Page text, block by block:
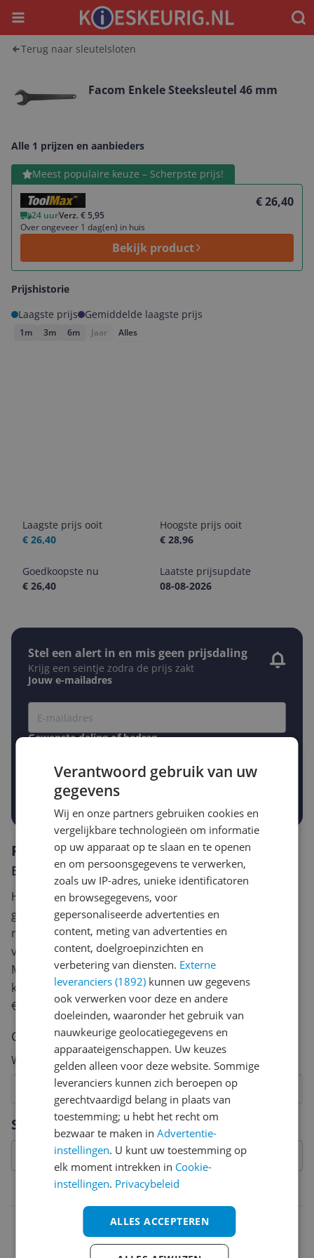
Menu
Terug naar sleutelsloten
Facom Enkele Steeksleutel 46 mm
Alle 1 prijzen en aanbieders
Meest populaire keuze – Scherpste prijs!
€ 26,40
24 uurVerz. € 5,95
Over ongeveer 1 dag(en) in huis
Bekijk product
Bekijk product
Prijshistorie
Laagste prijs
Gemiddelde laagste prijs
1m 3m 6m Jaar Alles
Laagste prijs ooit
€ 26,40
Hoogste prijs ooit
€ 28,96
Goedkoopste nu
€ 26,40
Laatste prijsupdate
08-08-2026
Stel een alert in en mis geen prijsdaling
Krijg een seintje zodra de prijs zakt
Jouw e-mailadres
Gewenste daling of bedrag
-5% -10% -15%
€
Prijsalert aanzetten
Specificaties
Belangrijkste kenmerken
3148511052006
Reviews
Er zijn nog geen reviews geschreven
Heb jij dit product in bezit en wil je graag je mening
geven? Start dan hieronder met het schrijven van je
review. Afhankelijk van de details duurt het schrijven
van een review gemiddeld tussen de 3 en 10 minuten.
Met jouw mening help je andere bezoekers een betere
keuze te maken én maak je iedere maand kans op
€250,-!
Klik hier voor de actievoorwaarden.
Cijfer
Welk cijfer geef jij dit product?
8
7
6
5
4
3
2
Vraag 1 van 4
Verantwoord gebruik van uw
gegevens
Wij en onze partners gebruiken cookies en
vergelijkbare technologieën om informatie
op uw apparaat op te slaan en te openen
en om persoonsgegevens te verwerken,
zoals uw IP-adres, unieke identificatoren
en browsegegevens, voor
gepersonaliseerde advertenties en
content, meting van advertenties en
content, doelgroepinzichten en
verbetering van diensten. Externe
leveranciers (1892) kunnen uw gegevens
ook verwerken voor deze en andere
doeleinden, waaronder het gebruik van
nauwkeurige geolocatiegegevens en
apparaateigenschappen. Uw keuzes
gelden alleen voor deze website. Sommige
leveranciers kunnen zich beroepen op
gerechtvaardigd belang in plaats van
toestemming; u hebt het recht om
bezwaar te maken inAdvertentie-
instellingen. U kunt uw toestemming op
elk moment intrekken in Cookie-
instellingen. Privacybeleid
ALLES ACCEPTEREN